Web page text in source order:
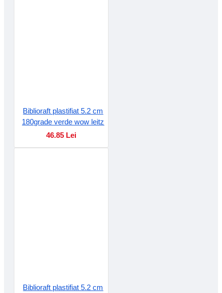
Biblioraft plastifiat 5.2 cm
180grade verde wow leitz
46.85 Lei
Biblioraft plastifiat 5.2 cm